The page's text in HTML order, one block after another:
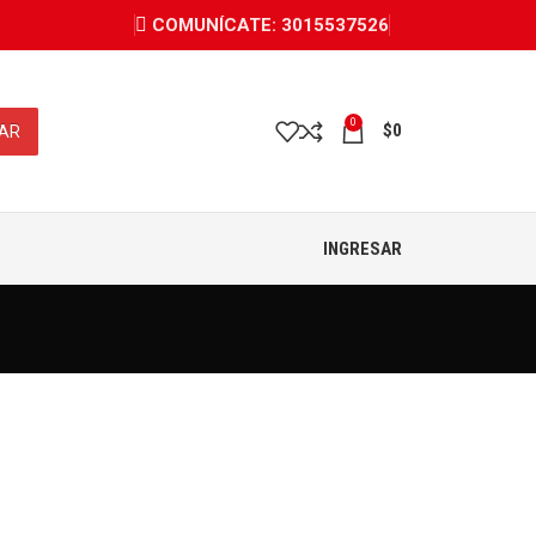
COMUNÍCATE: 3015537526
0 $0
INGRESAR